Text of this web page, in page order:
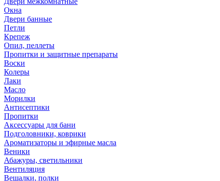
Окна
Двери банные
Петли
Крепеж
Опил, пеллеты
Пропитки и защитные препараты
Воски
Колеры
Лаки
Масло
Морилки
Антисептики
Пропитки
Аксессуары для бани
Подголовники, коврики
Ароматизаторы и эфирные масла
Веники
Абажуры, светильники
Вентиляция
Вешалки, полки